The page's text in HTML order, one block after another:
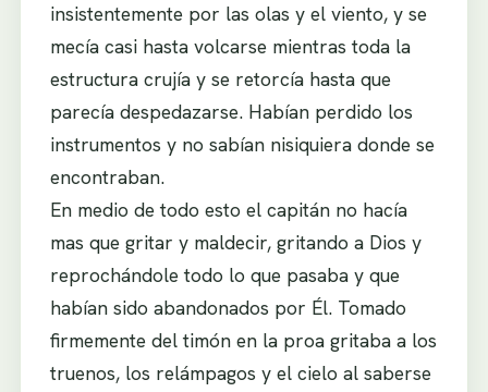
insistentemente por las olas y el viento, y se
mecía casi hasta volcarse mientras toda la
estructura crujía y se retorcía hasta que
parecía despedazarse. Habían perdido los
instrumentos y no sabían nisiquiera donde se
encontraban.
En medio de todo esto el capitán no hacía
mas que gritar y maldecir, gritando a Dios y
reprochándole todo lo que pasaba y que
habían sido abandonados por Él. Tomado
firmemente del timón en la proa gritaba a los
truenos, los relámpagos y el cielo al saberse